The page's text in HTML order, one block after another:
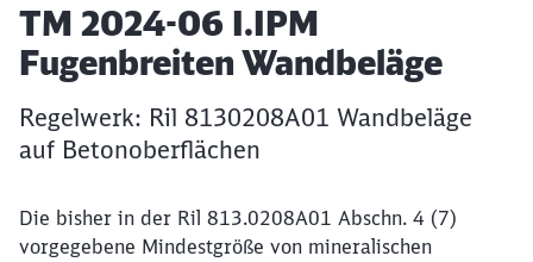
Artikel:
TM 2024-06 I.IPM
Fugenbreiten Wandbeläge
Regelwerk: Ril 8130208A01 Wandbeläge
auf Betonoberflächen
Die bisher in der Ril 813.0208A01 Abschn. 4 (7)
vorgegebene Mindestgröße von mineralischen